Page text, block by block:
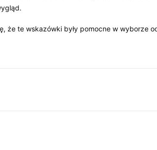
że te wskazówki były pomocne w wyborze